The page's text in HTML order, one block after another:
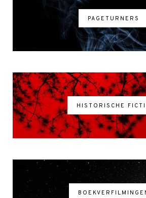
PAGETURNERS
HISTORISCHE